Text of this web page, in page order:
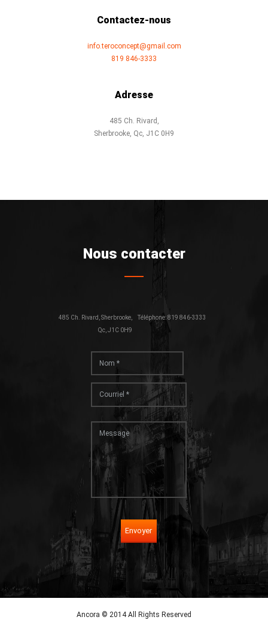
Contactez-nous
info.teroconcept@gmail.com
819 846-3333
Adresse
485 Ch. Rivard,
Sherbrooke, Qc, J1C 0H9
Nous contacter
Téléphone: 819 846-3333
485 Ch. Rivard, Sherbrooke,
Qc, J1C 0H9
Envoyer
Ancora © 2014 All Rights Reserved